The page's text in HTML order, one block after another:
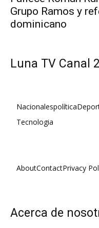
Grupo Ramos y
dominicano
Luna TV Canal
Nacionalespolítica
Tecnologia
AboutContactPrivacy
Acerca de